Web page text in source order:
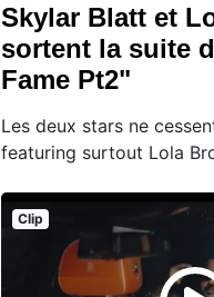
Skylar Blatt et
sortent la suite
Fame Pt2"
Les deux stars ne
featuring surtout Lola
Clip